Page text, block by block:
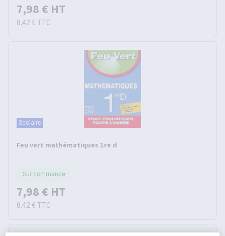
7,98 € HT
8,42 € TTC
Scolaire
Feu vert mathématiques 1re d
Sur commande
7,98 € HT
8,42 € TTC